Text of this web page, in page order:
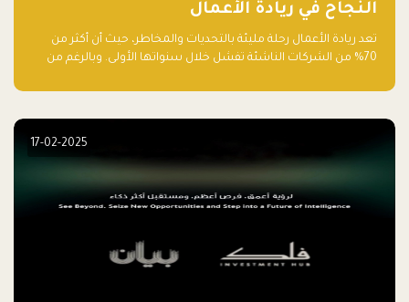
النجاح في ريادة الأعمال
تعد ريادة الأعمال رحلة مليئة بالتحديات والمخاطر، حيث أن أكثر من
70% من الشركات الناشئة تفشل خلال سنواتها الأولى. وبالرغم من
الكثيرون في بداية رحلتهم، وهي التي قد تعرقل نجاحهم. في هذا
17-02-2025